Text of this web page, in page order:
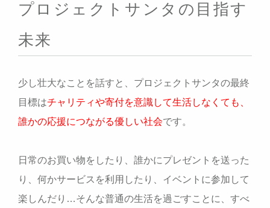
プロジェクトサンタの目指す
未来
少し壮大なことを話すと、プロジェクトサンタの最終
目標はチャリティや寄付を意識して生活しなくても、
誰かの応援につながる優しい社会です。
日常のお買い物をしたり、誰かにプレゼントを送った
り、何かサービスを利用したり、イベントに参加して
楽しんだり…そんな普通の生活を過ごすことに、すべ